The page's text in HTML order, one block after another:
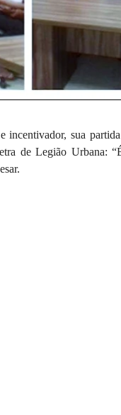
sua
de Legião Urbana: